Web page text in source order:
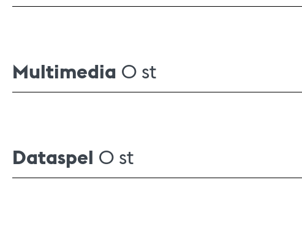
Multimedia 0 st
Dataspel 0 st